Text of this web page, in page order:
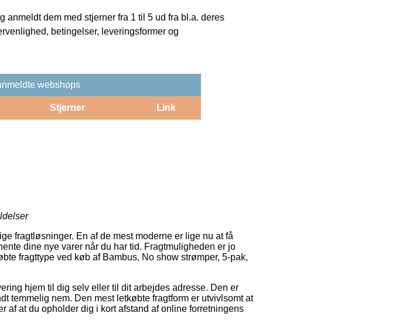
dem med stjerner fra 1 til 5 ud fra bl.a. deres
betingelser, leveringsformer og
webshops
Stjerner Link
fragtløsninger. En af de mest moderne er lige nu at få
dine nye varer når du har tid. Fragtmuligheden er jo
fragttype ved køb af Bambus, No show strømper, 5-pak,
hjem til dig selv eller til dit arbejdes adresse. Den er
temmelig nem. Den mest letkøbte fragtform er utvivlsomt at
af at du opholder dig i kort afstand af online forretningens